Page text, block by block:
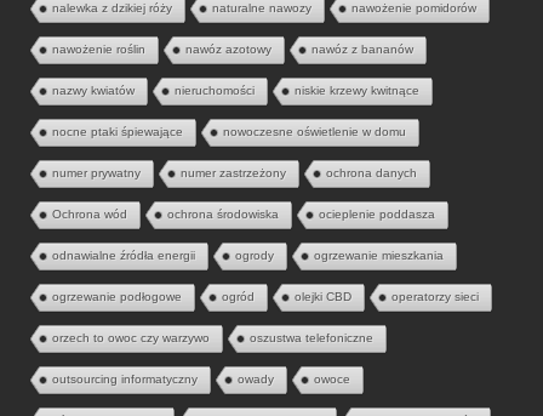
nalewka z dzikiej róży naturalne nawozy nawożenie pomidorów
nawożenie roślin nawóz azotowy nawóz z bananów
nazwy kwiatów nieruchomości niskie krzewy kwitnące
nocne ptaki śpiewające nowoczesne oświetlenie w domu
numer prywatny numer zastrzeżony ochrona danych
Ochrona wód ochrona środowiska ocieplenie poddasza
odnawialne źródła energii ogrody ogrzewanie mieszkania
ogrzewanie podłogowe ogród olejki CBD operatorzy sieci
orzech to owoc czy warzywo oszustwa telefoniczne
outsourcing informatyczny owady owoce